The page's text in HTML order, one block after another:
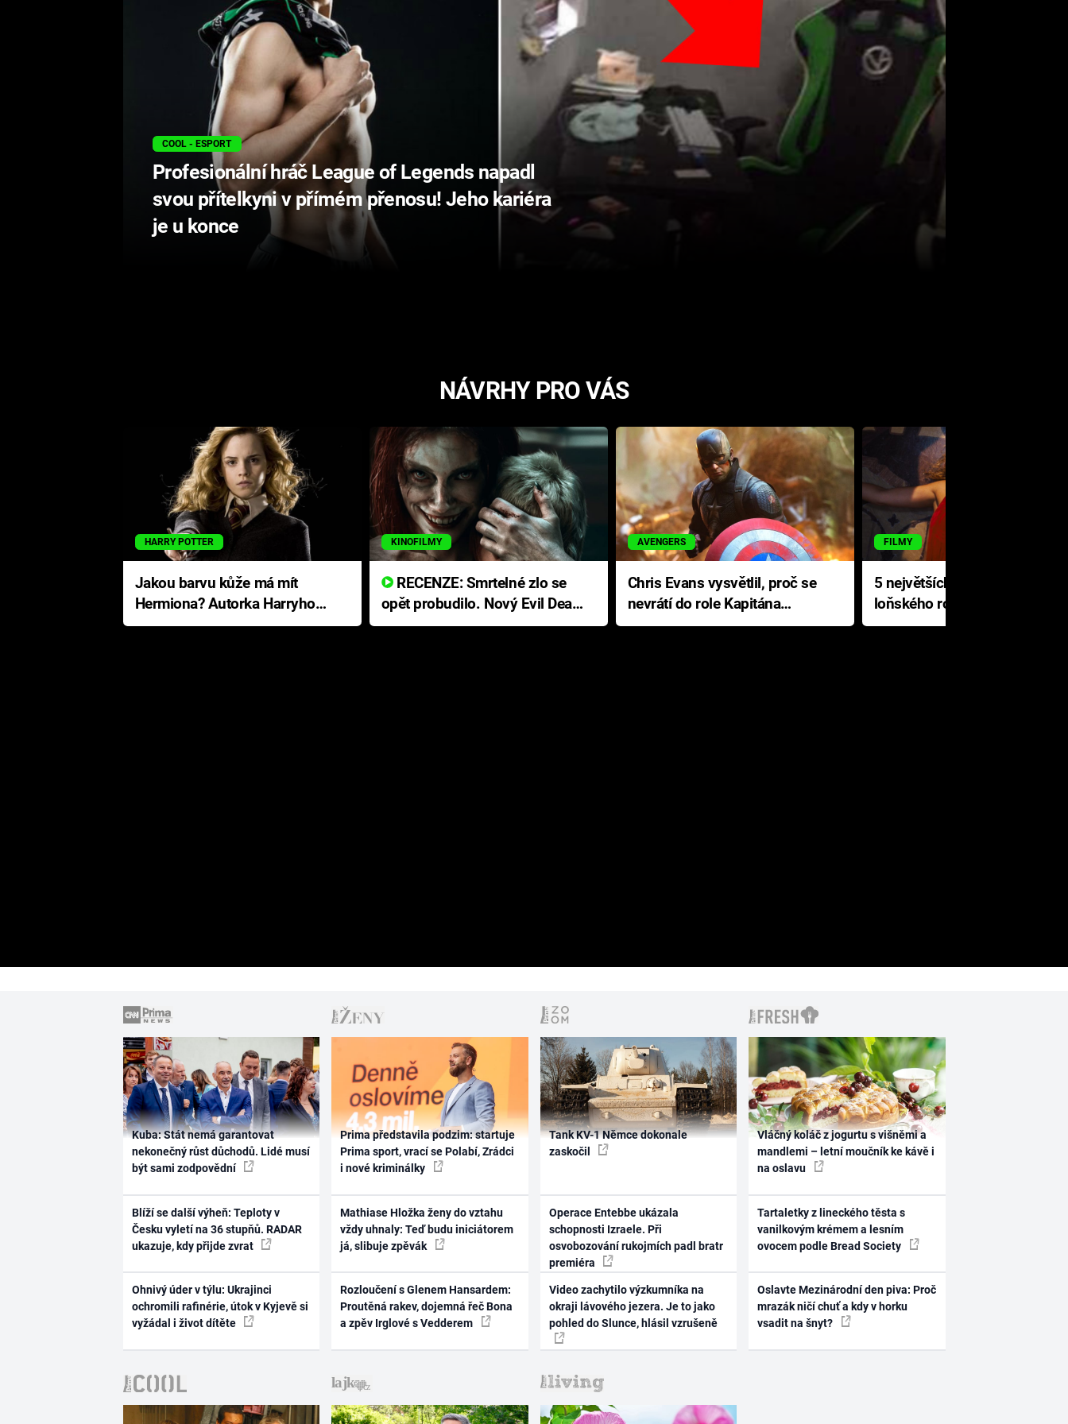
COOL - ESPORT
Profesionální hráč League of Legends napadl
svou přítelkyni v přímém přenosu! Jeho kariéra
je u konce
NÁVRHY PRO VÁS
HARRY POTTER
Jakou barvu kůže má mít
Hermiona? Autorka Harryho
Pottera přišla s ráznou
KINOFILMY
RECENZE: Smrtelné zlo se
opět probudilo. Nový Evil Dead
přichází s neodolatelnou
AVENGERS
Chris Evans vysvětlil, proč se
nevrátí do role Kapitána
Ameriky
FILMY
5 největších propadáků
loňského roku: Disney na
jediné katastrofě prodělal 200
Kuba: Stát nemá garantovat
nekonečný růst důchodů. Lidé musí
být sami zodpovědní
Blíží se další výheň: Teploty v
Česku vyletí na 36 stupňů. RADAR
ukazuje, kdy přijde zvrat
Ohnivý úder v týlu: Ukrajinci
ochromili rafinérie, útok v Kyjevě si
vyžádal i život dítěte
Prima představila podzim: startuje
Prima sport, vrací se Polabí, Zrádci
i nové kriminálky
Mathiase Hložka ženy do vztahu
vždy uhnaly: Teď budu iniciátorem
já, slibuje zpěvák
Rozloučení s Glenem Hansardem:
Proutěná rakev, dojemná řeč Bona
a zpěv Irglové s Vedderem
Tank KV-1 Němce dokonale
zaskočil
Operace Entebbe ukázala
schopnosti Izraele. Při
osvobozování rukojmích padl bratr
premiéra
Video zachytilo výzkumníka na
okraji lávového jezera. Je to jako
pohled do Slunce, hlásil vzrušeně
Vláčný koláč z jogurtu s višněmi a
mandlemi – letní moučník ke kávě i
na oslavu
Tartaletky z lineckého těsta s
vanilkovým krémem a lesním
ovocem podle Bread Society
Oslavte Mezinárodní den piva: Proč
mrazák ničí chuť a kdy v horku
vsadit na šnyt?